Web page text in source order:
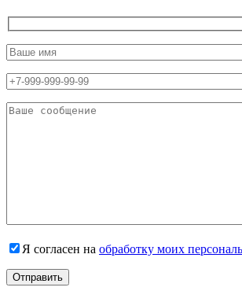
Я согласен на обработку моих